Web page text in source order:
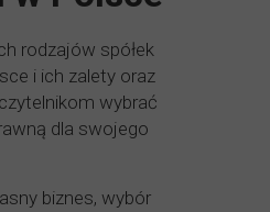
rodzajów spółek
i ich zalety oraz
wybrać
dla swojego
biznes, wybór